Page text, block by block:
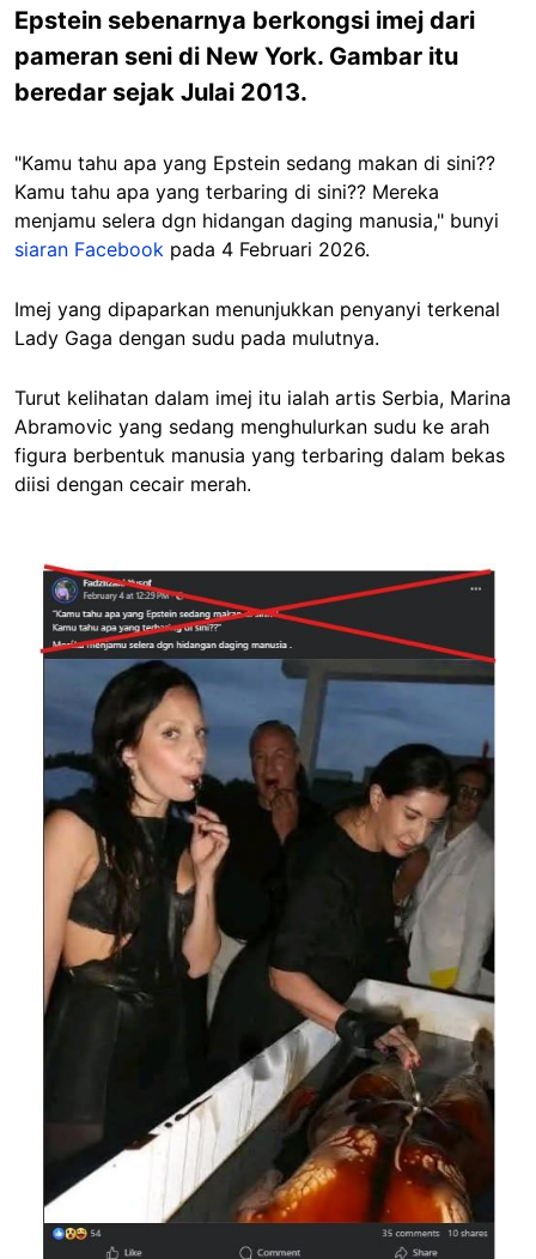
Epstein sebenarnya berkongsi imej dari
pameran seni di New York. Gambar itu
beredar sejak Julai 2013.
"Kamu tahu apa yang Epstein sedang makan di sini??
Kamu tahu apa yang terbaring di sini?? Mereka
menjamu selera dgn hidangan daging manusia," bunyi
siaran Facebook pada 4 Februari 2026.
Imej yang dipaparkan menunjukkan penyanyi terkenal
Lady Gaga dengan sudu pada mulutnya.
Turut kelihatan dalam imej itu ialah artis Serbia, Marina
Abramovic yang sedang menghulurkan sudu ke arah
figura berbentuk manusia yang terbaring dalam bekas
diisi dengan cecair merah.
Image